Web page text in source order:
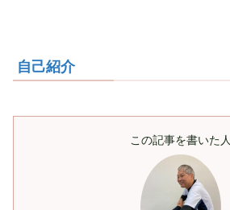
自己紹介
この記事を書いた人